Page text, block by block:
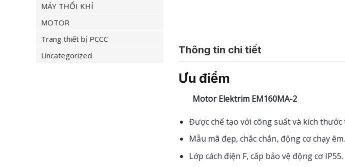
MÁY THỔI KHÍ
MOTOR
Trang thiết bị PCCC
Uncategorized
Thông tin chi tiết
Ưu điểm
Motor Elektrim EM160MA-2
Được chế tạo với công suất và kích
Mẫu mã đẹp, chắc chắn, động cơ chạy êm.
Lớp cách điện F, cấp bảo vệ động cơ IP55.